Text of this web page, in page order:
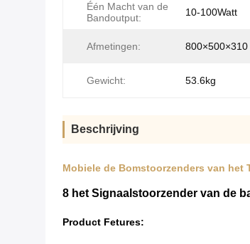
Één Macht van de
Bandoutput:
10-100Watt
Afmetingen: 800×500×310
Gewicht: 53.6kg
Beschrijving
Mobiele de Bomstoorzenders van het
8 het Signaalstoorzender van de
Product Fetures: